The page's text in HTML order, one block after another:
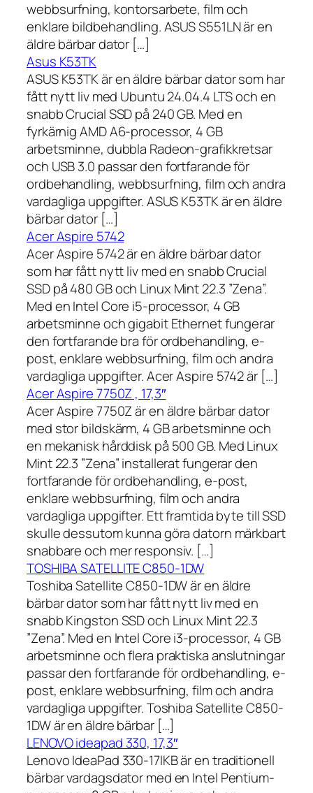
webbsurfning, kontorsarbete, film och
enklare bildbehandling. ASUS S551LN är en
äldre bärbar dator […]
Asus K53TK
ASUS K53TK är en äldre bärbar dator som har
fått nytt liv med Ubuntu 24.04.4 LTS och en
snabb Crucial SSD på 240 GB. Med en
fyrkärnig AMD A6-processor, 4 GB
arbetsminne, dubbla Radeon-grafikkretsar
och USB 3.0 passar den fortfarande för
ordbehandling, webbsurfning, film och andra
vardagliga uppgifter. ASUS K53TK är en äldre
bärbar dator […]
Acer Aspire 5742
Acer Aspire 5742 är en äldre bärbar dator
som har fått nytt liv med en snabb Crucial
SSD på 480 GB och Linux Mint 22.3 ”Zena”.
Med en Intel Core i5-processor, 4 GB
arbetsminne och gigabit Ethernet fungerar
den fortfarande bra för ordbehandling, e-
post, enklare webbsurfning, film och andra
vardagliga uppgifter. Acer Aspire 5742 är […]
Acer Aspire 7750Z , 17,3″
Acer Aspire 7750Z är en äldre bärbar dator
med stor bildskärm, 4 GB arbetsminne och
en mekanisk hårddisk på 500 GB. Med Linux
Mint 22.3 ”Zena” installerat fungerar den
fortfarande för ordbehandling, e-post,
enklare webbsurfning, film och andra
vardagliga uppgifter. Ett framtida byte till SSD
skulle dessutom kunna göra datorn märkbart
snabbare och mer responsiv. […]
TOSHIBA SATELLITE C850-1DW
Toshiba Satellite C850-1DW är en äldre
bärbar dator som har fått nytt liv med en
snabb Kingston SSD och Linux Mint 22.3
”Zena”. Med en Intel Core i3-processor, 4 GB
arbetsminne och flera praktiska anslutningar
passar den fortfarande för ordbehandling, e-
post, enklare webbsurfning, film och andra
vardagliga uppgifter. Toshiba Satellite C850-
1DW är en äldre bärbar […]
LENOVO ideapad 330, 17,3″
Lenovo IdeaPad 330-17IKB är en traditionell
bärbar vardagsdator med en Intel Pentium-